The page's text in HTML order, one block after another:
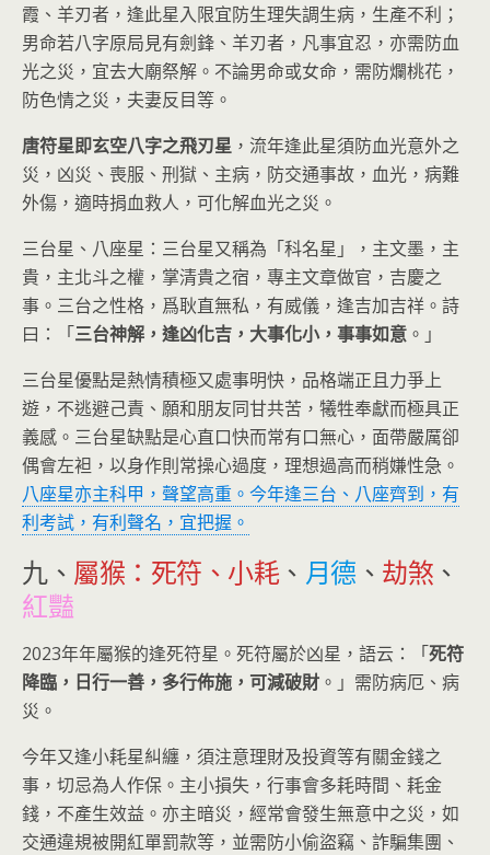
霞、羊刃者，逢此星入限宜防生理失調生病，生產不利；
男命若八字原局見有劍鋒、羊刃者，凡事宜忍，亦需防血
光之災，宜去大廟祭解。不論男命或女命，需防爛桃花，
防色情之災，夫妻反目等。
唐符星即玄空八字之飛刃星 ，流年逢此星須防血光意外之
災，凶災、喪服、刑獄、主病，防交通事故，血光，病難
外傷，適時捐血救人，可化解血光之災。
三台星、八座星：三台星又稱為「科名星」，主文墨，主
貴，主北斗之權，掌清貴之宿，專主文章做官，吉慶之
事。三台之性格，爲耿直無私，有威儀，逢吉加吉祥。詩
曰：「三台神解，逢凶化吉，大事化小，事事如意 。」
三台星優點是熱情積極又處事明快，品格端正且力爭上
遊，不逃避己責、願和朋友同甘共苦，犧牲奉獻而極具正
義感。三台星缺點是心直口快而常有口無心，面帶嚴厲卻
偶會左袒，以身作則常操心過度，理想過高而稍嫌性急。
八座星亦主科甲，聲望高重。今年逢三台、八座齊到，有
利考試，有利聲名，宜把握。
九、 屬猴：死符、小耗 、 月德 、 劫煞 、
紅豔
2023年年屬猴的逢死符星。死符屬於凶星，語云：「死符
降臨，日行一善，多行佈施，可減破財 。」需防病厄、病
災。
今年又逢小耗星糾纏，須注意理財及投資等有關金錢之
事，切忌為人作保。主小損失，行事會多耗時間、耗金
錢，不產生效益。亦主暗災，經常會發生無意中之災，如
交通違規被開紅單罰款等，並需防小偷盜竊、詐騙集團、